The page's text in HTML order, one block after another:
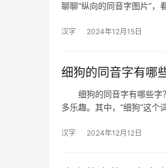
聊聊“纵向的同音字图片”
汉字 2024年12月15日
细狗的同音字有哪
细狗的同音字有哪些字
多乐趣。其中，“细狗”这
汉字 2024年12月12日